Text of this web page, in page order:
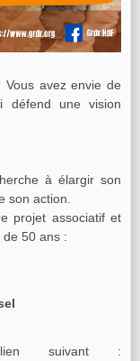
avez envie de
défend une vision
à élargir son
son action.
projet associatif et
50 ans :
suivant :